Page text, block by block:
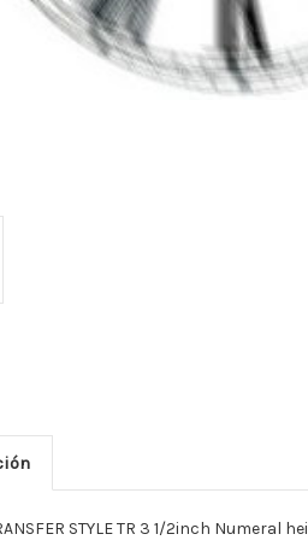
STYLE TR 3 1/2inch